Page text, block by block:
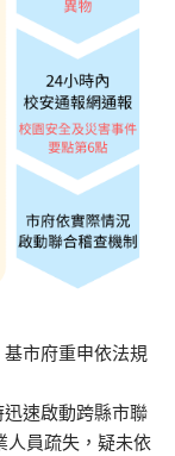
市府重申依法規
速啟動跨縣市聯
人員疏失，疑未依